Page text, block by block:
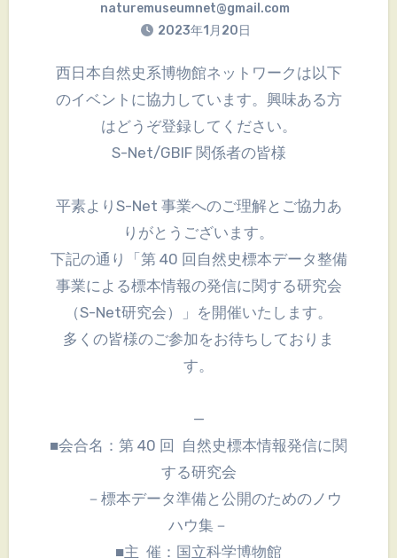
naturemuseumnet@gmail.com
2023年1月20日
西日本自然史系博物館ネットワークは以下
のイベントに協力しています。興味ある方
はどうぞ登録してください。
S-Net/GBIF 関係者の皆様
平素よりS-Net 事業へのご理解とご協力あ
りがとうございます。
下記の通り「第 40 回自然史標本データ整備
事業による標本情報の発信に関する研究会
（S-Net研究会）」を開催いたします。
多くの皆様のご参加をお待ちしておりま
す。
—
■会合名：第 40 回 自然史標本情報発信に関
する研究会
－標本データ準備と公開のためのノウ
ハウ集－
■主 催：国立科学博物館